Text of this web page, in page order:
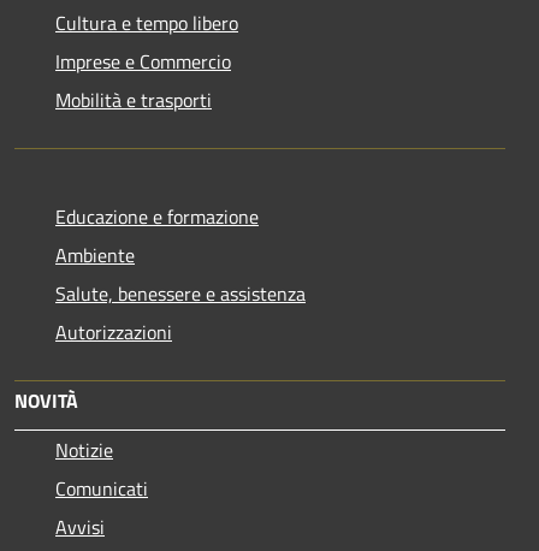
Cultura e tempo libero
Imprese e Commercio
Mobilità e trasporti
Educazione e formazione
Ambiente
Salute, benessere e assistenza
Autorizzazioni
NOVITÀ
Notizie
Comunicati
Avvisi